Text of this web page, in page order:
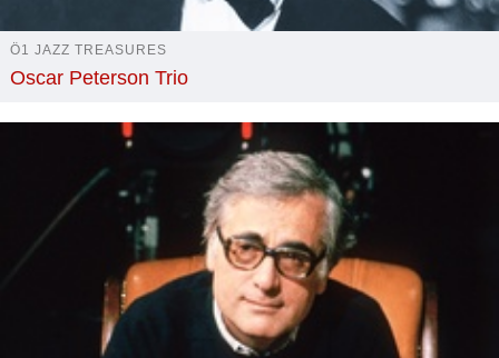
Ö1 JAZZ TREASURES
Oscar Peterson Trio